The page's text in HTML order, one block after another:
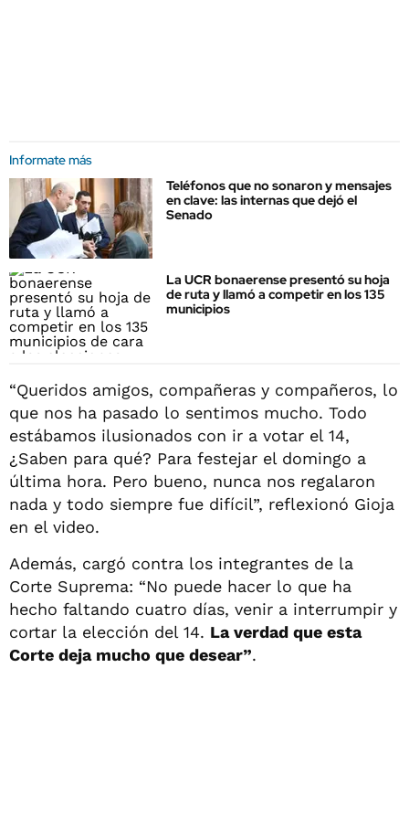
Informate más
Teléfonos que no sonaron y mensajes
en clave: las internas que dejó el
Senado
La UCR bonaerense presentó su hoja
de ruta y llamó a competir en los 135
municipios
“Queridos amigos, compañeras y compañeros, lo
que nos ha pasado lo sentimos mucho. Todo
estábamos ilusionados con ir a votar el 14,
¿Saben para qué? Para festejar el domingo a
última hora. Pero bueno, nunca nos regalaron
nada y todo siempre fue difícil”, reflexionó Gioja
en el video.
Además, cargó contra los integrantes de la
Corte Suprema: “No puede hacer lo que ha
hecho faltando cuatro días, venir a interrumpir y
cortar la elección del 14. La verdad que esta
Corte deja mucho que desear”.